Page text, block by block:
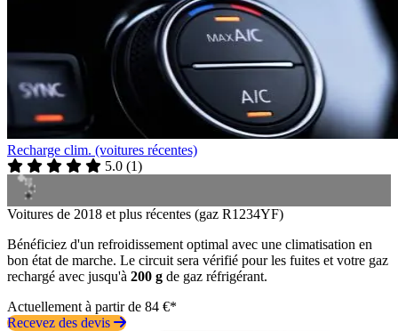
Recharge clim. (voitures récentes)
5.0 (1)
Voitures de 2018 et plus récentes (gaz R1234YF)
Bénéficiez d'un refroidissement optimal avec une climatisation en
bon état de marche. Le circuit sera vérifié pour les fuites et votre gaz
rechargé avec jusqu'à 200 g de gaz réfrigérant.
Actuellement à partir de 84 €*
Recevez des devis